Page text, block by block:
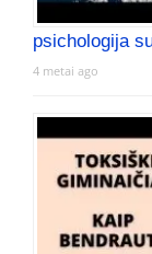
psichologija
4 metai ago